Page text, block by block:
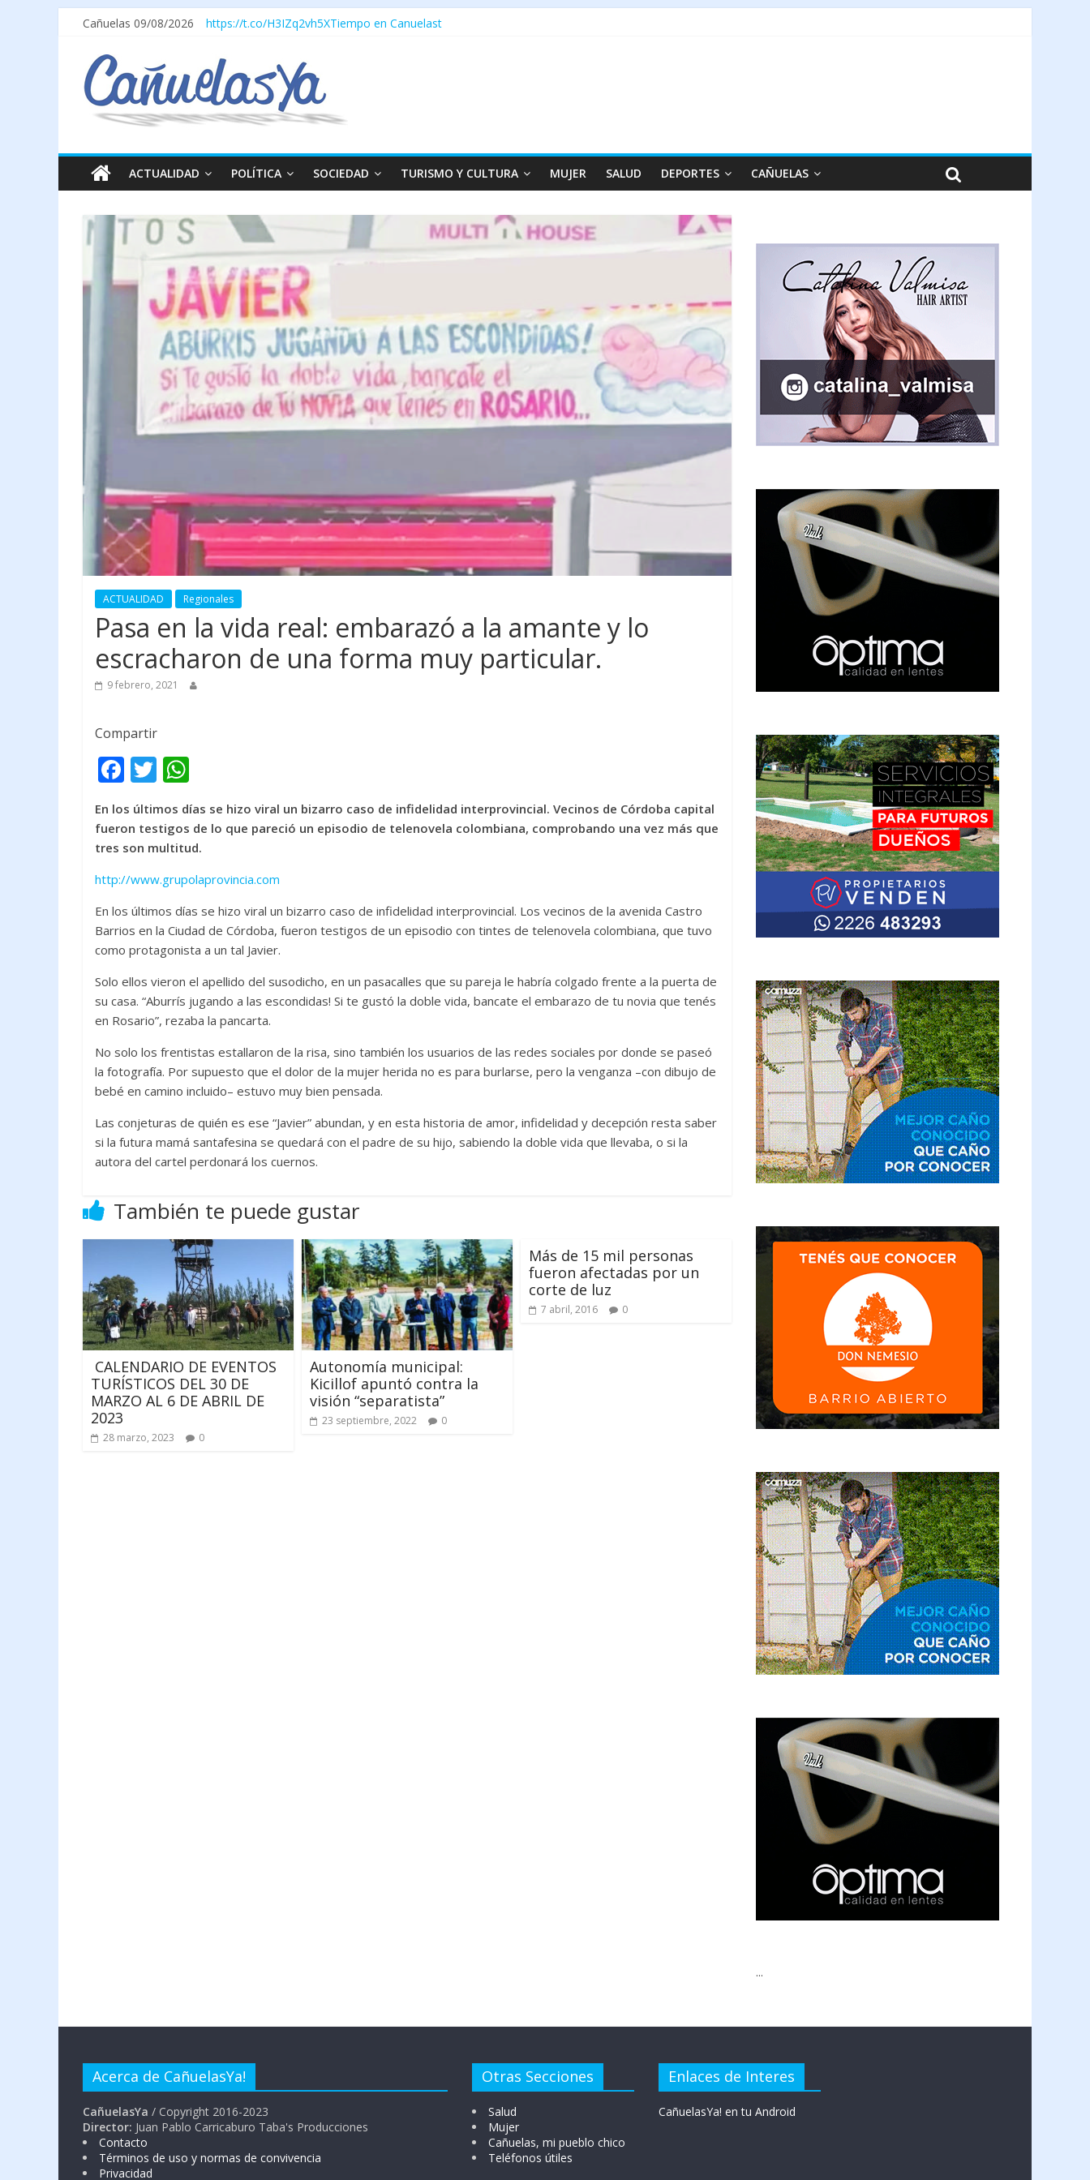
Cañuelas 09/08/2026 https://t.co/H3IZq2vh5XTiempo en Canuelast
ACTUALIDAD POLÍTICA SOCIEDAD TURISMO Y CULTURA MUJER SALUD DEPORTES CAÑUELAS
ACTUALIDAD Regionales
Pasa en la vida real: embarazó a la amante y lo
escracharon de una forma muy particular.
9 febrero, 2021
Compartir
F
ac
e
b
o
o
k
T
itt
er
h
at
s
A
p
p
En los últimos días se hizo viral un bizarro caso de infidelidad interprovincial. Vecinos de Córdoba capital
fueron testigos de lo que pareció un episodio de telenovela colombiana, comprobando una vez más que
tres son multitud.
http://www.grupolaprovincia.com
En los últimos días se hizo viral un bizarro caso de infidelidad interprovincial. Los vecinos de la avenida Castro
Barrios en la Ciudad de Córdoba, fueron testigos de un episodio con tintes de telenovela colombiana, que tuvo
como protagonista a un tal Javier.
Solo ellos vieron el apellido del susodicho, en un pasacalles que su pareja le habría colgado frente a la puerta de
su casa. “Aburrís jugando a las escondidas! Si te gustó la doble vida, bancate el embarazo de tu novia que tenés
en Rosario”, rezaba la pancarta.
No solo los frentistas estallaron de la risa, sino también los usuarios de las redes sociales por donde se paseó
la fotografía. Por supuesto que el dolor de la mujer herida no es para burlarse, pero la venganza –con dibujo de
bebé en camino incluido– estuvo muy bien pensada.
Las conjeturas de quién es ese “Javier” abundan, y en esta historia de amor, infidelidad y decepción resta saber
si la futura mamá santafesina se quedará con el padre de su hijo, sabiendo la doble vida que llevaba, o si la
autora del cartel perdonará los cuernos.
También te puede gustar
CALENDARIO DE EVENTOS
TURÍSTICOS DEL 30 DE
MARZO AL 6 DE ABRIL DE
2023
28 marzo, 2023 0
Autonomía municipal:
Kicillof apuntó contra la
visión “separatista”
23 septiembre, 2022 0
Más de 15 mil personas
fueron afectadas por un
corte de luz
7 abril, 2016 0
...
Acerca de CañuelasYa!
CañuelasYa / Copyright 2016-2023
Director: Juan Pablo Carricaburo Taba's Producciones
Contacto
Términos de uso y normas de convivencia
Privacidad
Otras Secciones
Salud
Mujer
Cañuelas, mi pueblo chico
Teléfonos útiles
Enlaces de Interes
CañuelasYa! en tu Android